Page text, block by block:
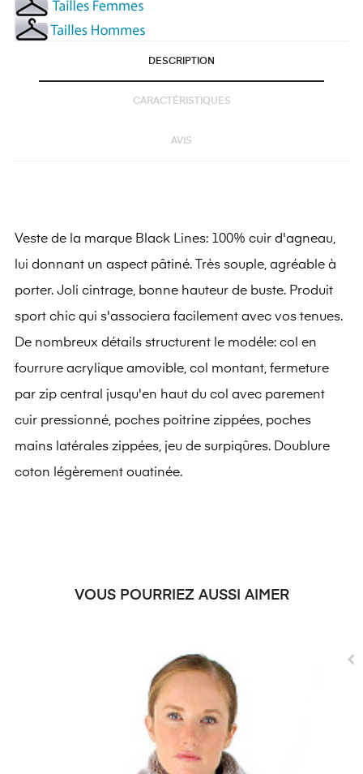
DESCRIPTION
CARACTÉRISTIQUES
AVIS
Veste de la marque Black Lines: 100% cuir d'agneau,
lui donnant un aspect pâtiné. Très souple, agréable à
porter. Joli cintrage, bonne hauteur de buste. Produit
sport chic qui s'associera facilement avec vos tenues.
De nombreux détails structurent le modéle: col en
fourrure acrylique amovible, col montant, fermeture
par zip central jusqu'en haut du col avec parement
cuir pressionné, poches poitrine zippées, poches
mains latérales zippées, jeu de surpiqûres. Doublure
coton légèrement ouatinée.
VOUS POURRIEZ AUSSI AIMER